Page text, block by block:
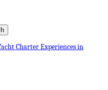
Charter Experiences in